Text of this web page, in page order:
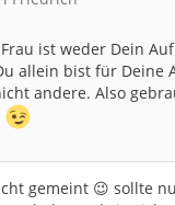
ist weder Dein
allein bist für Deine
andere. Also
gemeint 😉 sollte